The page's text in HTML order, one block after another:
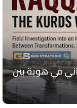
في هوية بين